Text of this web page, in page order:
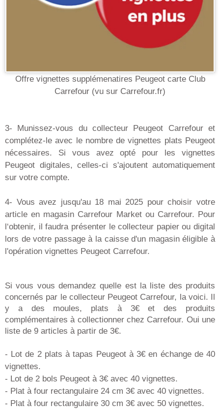
Offre vignettes supplémenatires Peugeot carte Club
Carrefour (vu sur Carrefour.fr)
3- Munissez-vous du collecteur Peugeot Carrefour et
complétez-le avec le nombre de vignettes plats Peugeot
nécessaires. Si vous avez opté pour les vignettes
Peugeot digitales, celles-ci s'ajoutent automatiquement
sur votre compte.
4- Vous avez jusqu'au 18 mai 2025 pour choisir votre
article en magasin Carrefour Market ou Carrefour. Pour
l‘obtenir, il faudra présenter le collecteur papier ou digital
lors de votre passage à la caisse d'un magasin éligible à
l'opération vignettes Peugeot Carrefour.
Si vous vous demandez quelle est la liste des produits
concernés par le collecteur Peugeot Carrefour, la voici. Il
y a des moules, plats à 3€ et des produits
complémentaires à collectionner chez Carrefour. Oui une
liste de 9 articles à partir de 3€.
- Lot de 2 plats à tapas Peugeot à 3€ en échange de 40
vignettes.
- Lot de 2 bols Peugeot à 3€ avec 40 vignettes.
- Plat à four rectangulaire 24 cm 3€ avec 40 vignettes.
- Plat à four rectangulaire 30 cm 3€ avec 50 vignettes.